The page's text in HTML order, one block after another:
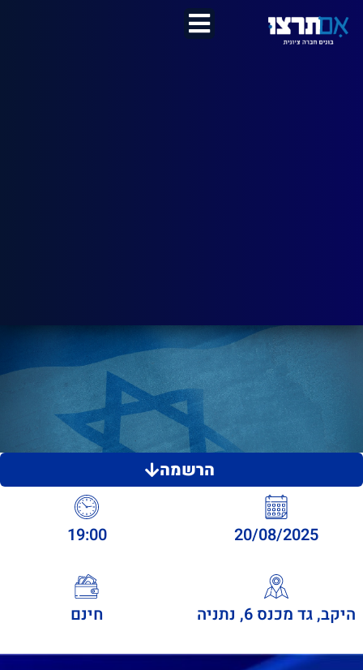
הרשמה
20/08/2025
19:00
היקב, גד מכנס 6, נתניה חינם